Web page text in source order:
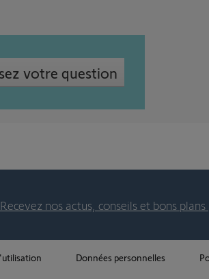
votre question
Recevez nos actus, conseils et bons
Données personnelles